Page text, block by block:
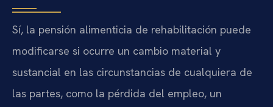
Sí, la pensión alimenticia de rehabilitación puede
modificarse si ocurre un cambio material y
sustancial en las circunstancias de cualquiera de
las partes, como la pérdida del empleo, un